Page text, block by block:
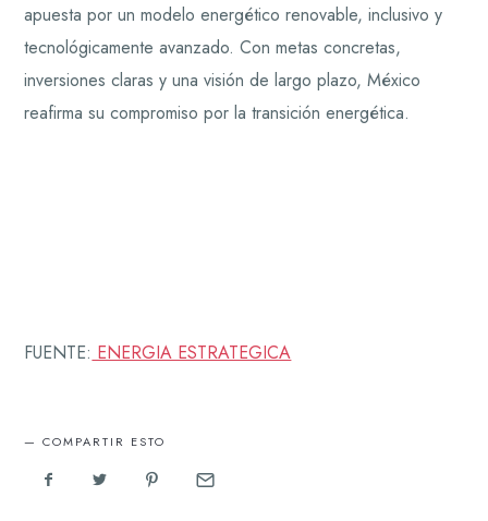
apuesta por un modelo energético renovable, inclusivo y
tecnológicamente avanzado. Con metas concretas,
inversiones claras y una visión de largo plazo, México
reafirma su compromiso por la transición energética.
FUENTE: ENERGIA ESTRATEGICA
COMPARTIR ESTO